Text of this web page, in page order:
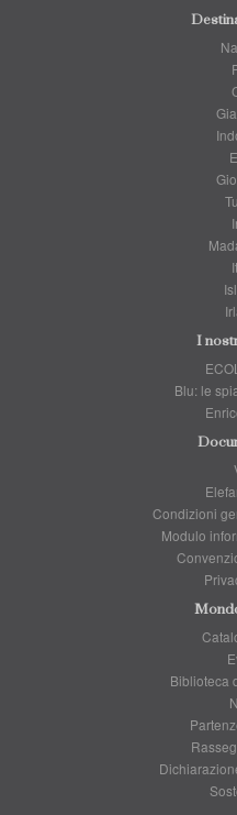
I
Blu: le
Condizioni
Modulo
Biblioteca